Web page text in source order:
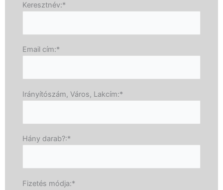
Keresztnév:*
Email cím:*
Irányítószám, Város, Lakcím:*
Hány darab?:*
Fizetés módja:*